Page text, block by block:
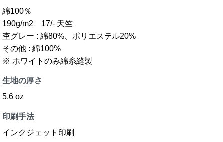
綿100％
190g/m2 17/- 天竺
杢グレー : 綿80%、ポリエステル20%
その他 : 綿100%
※ ホワイトのみ綿糸縫製
生地の厚さ
5.6 oz
印刷手法
インクジェット印刷